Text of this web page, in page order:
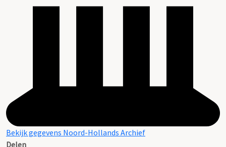
Bekijk gegevens Noord-Hollands Archief
Delen